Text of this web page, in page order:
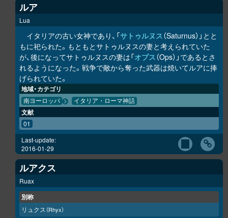
ルア
Lua
イタリアの古い女神であり、「サトゥルヌス（Saturnus）」とと
もに祀られた。もともとサトゥルヌスの妻と考えられていた
が、後になってサトゥルヌスの妻は「オプス（Ops）」であるとさ
れるようになった。戦争で敵から奪った武器は焼いてルアに捧
げられていた。
地域・カテゴリ
南ヨーロッパ イタリア・ローマ神話
文献
01
Last-update:
2016-01-29
ルアクス
Ruax
別称
リュクス （Rhyx）